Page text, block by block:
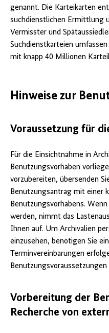
genannt. Die Karteikarten
suchdienstlichen Ermittlung
Vermisster und
Suchdienstkarteien
mit knapp 40 Millionen
Hinweise zur
Voraussetzung für
Für die Einsichtnahme in
Benutzungsvorhaben
vorzubereiten, übersenden
Benutzungsantrag mit einer
Benutzungsvorhabens.
werden, nimmt das
Ihnen auf. Um Archivalien
einzusehen, benötigen Sie
Terminvereinbarungen
Vorbereitung der
Recherche von